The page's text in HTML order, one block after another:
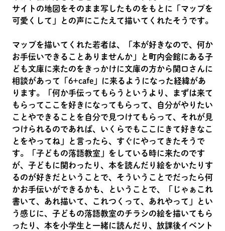
サイトの地図をそのまま写したものをもとに「マップを
可愛くして」との声にこたえて描いてくれたそうです。
マップを描いてくれた若者は、「本が好きなので、何か
お手伝いできることありませんか」と町内会館にある子
ども文庫に来たのをきっかけに文庫の方から関口さんに
相談があって「6+cafe」に来るようになった経緯があ
ります。「何か手伝ってもらうというより、まずは来て
もらってここを好きになってもらって、自分がやりたい
ことやできることを自分で見つけてもらって、それが見
つけられるのであれば、いくらでもここにきて好きなこ
とをやってね」と言ったら、すぐにやってきたそうで
す。「子どもの落語教室」をしている時に来たのです
が、子どもに関わったり、本を読んだり絵をかいたりす
るのが好きだということで、そういうことでだったら何
かお手伝いができるかも、ということで、「じゃぁこれ
書いて、あれ描いて、これつくって、あれやって」とい
う感じに、子どもの落語教室のチラシの絵を描いてもら
ったり、本を小学生と一緒に読んだり、放課後イベント